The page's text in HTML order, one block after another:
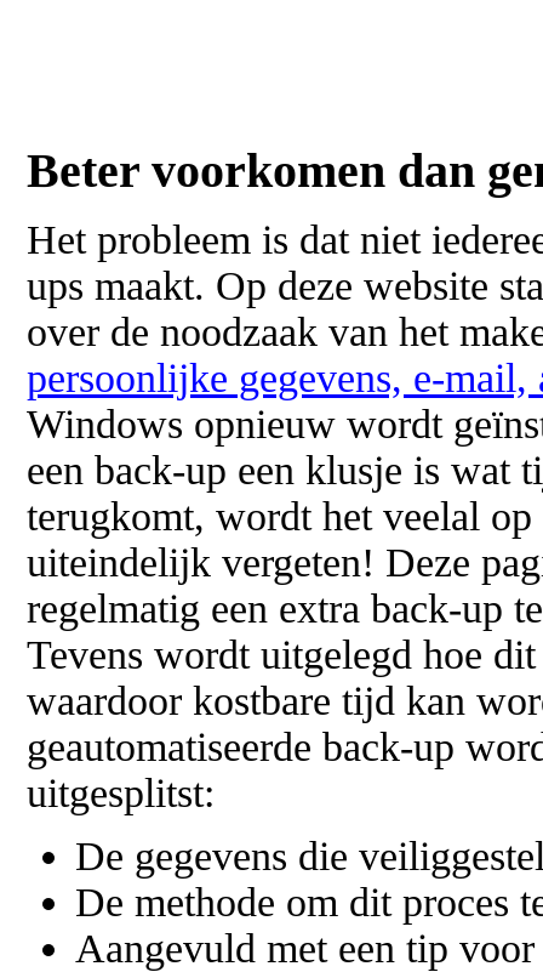
Beter voorkomen dan
Het probleem is dat niet
ups maakt. Op deze website
over de noodzaak van het
persoonlijke gegevens, e-mail,
Windows opnieuw wordt
een back-up een klusje is wat
terugkomt, wordt het veelal
uiteindelijk vergeten! Deze
regelmatig een extra back-up
Tevens wordt uitgelegd hoe
waardoor kostbare tijd kan
geautomatiseerde back-up
uitgesplitst:
De gegevens die
De methode om dit proces
Aangevuld met een tip